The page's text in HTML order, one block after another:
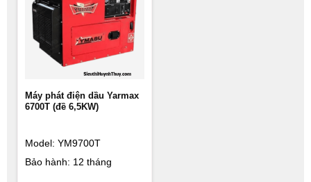
Máy phát điện dầu Yarmax
6700T (đề 6,5KW)
Model: YM9700T
Bảo hành: 12 tháng